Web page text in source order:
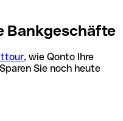
Bankgeschäfte
, wie Qonto Ihre
Sie noch heute